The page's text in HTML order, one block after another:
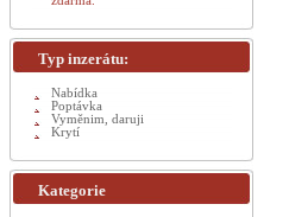
Typ inzerátu:
Nabídka
Poptávka
Vyměnim, daruji
Krytí
Kategorie